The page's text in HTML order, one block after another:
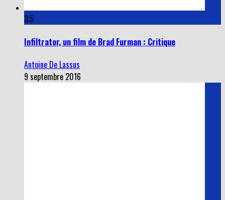
Infiltrator, un film de Brad Furman : Critique
Antoine De Lassus
9 septembre 2016